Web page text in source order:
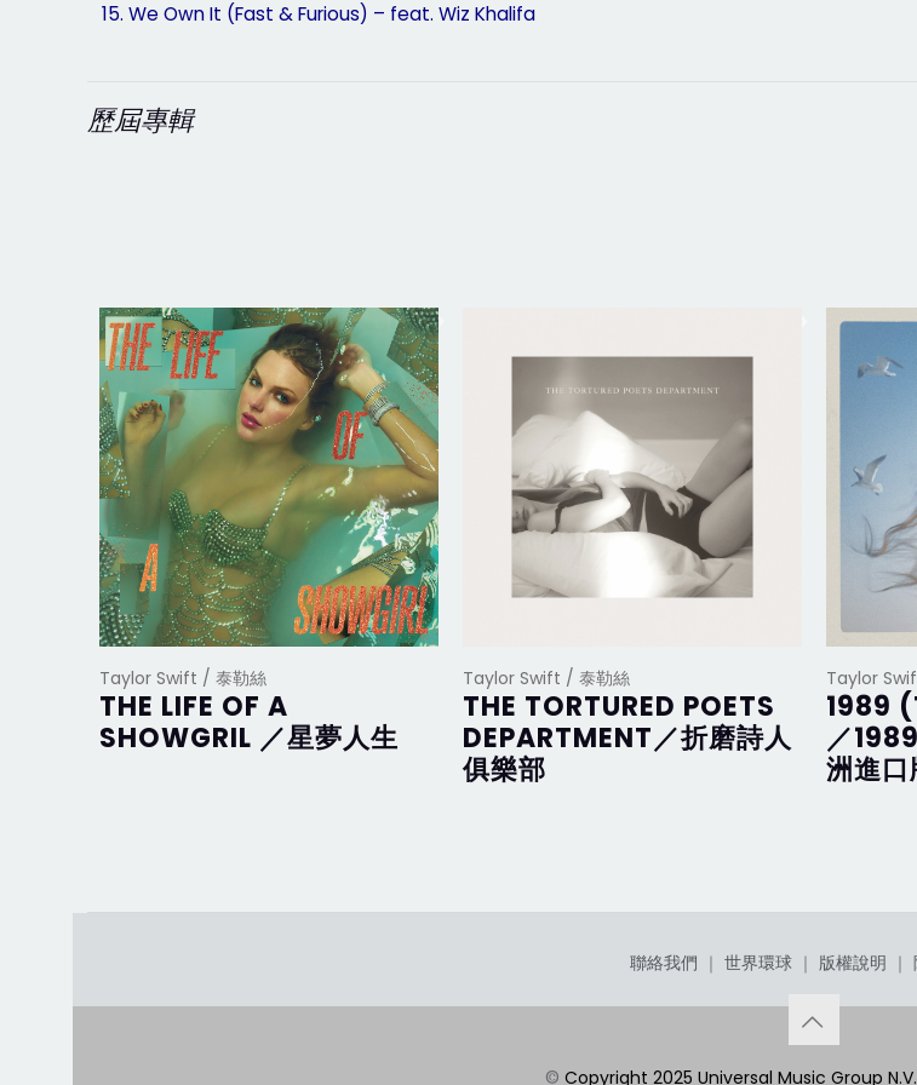
15. We Own It (Fast & Furious) – feat. Wiz Khalifa
歷屆專輯
Taylor Swift / 泰勒絲
THE LIFE OF A
SHOWGRIL ／星夢人生
Taylor Swift / 泰勒絲
THE TORTURED POETS
DEPARTMENT／折磨詩人
俱樂部
Taylor
1989
／
洲進口
聯絡我們 ｜ 世界環球｜ 版權說明 ｜
© Copyright 2025 Universal Music Group N.V.